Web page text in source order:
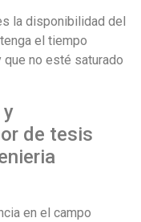
la disponibilidad del
el tiempo
no esté saturado
y
de tesis
en el campo